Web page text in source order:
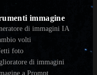
immagine
di immagini IA
volti
foto
di immagini
a Prompt